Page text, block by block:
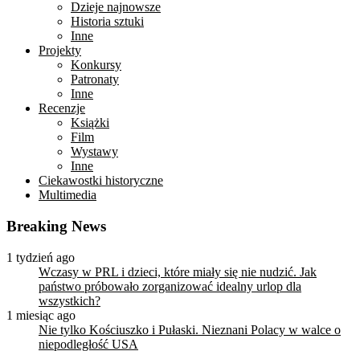
Dzieje najnowsze
Historia sztuki
Inne
Projekty
Konkursy
Patronaty
Inne
Recenzje
Książki
Film
Wystawy
Inne
Ciekawostki historyczne
Multimedia
Breaking News
1 tydzień ago
Wczasy w PRL i dzieci, które miały się nie nudzić. Jak
państwo próbowało zorganizować idealny urlop dla
wszystkich?
1 miesiąc ago
Nie tylko Kościuszko i Pułaski. Nieznani Polacy w walce o
niepodległość USA